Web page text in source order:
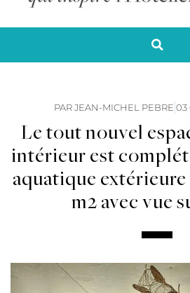
PARJEAN-MICHEL PEBRE 03
Le tout nouvel
intérieur est
aquatique extérieure
m2 avec vue